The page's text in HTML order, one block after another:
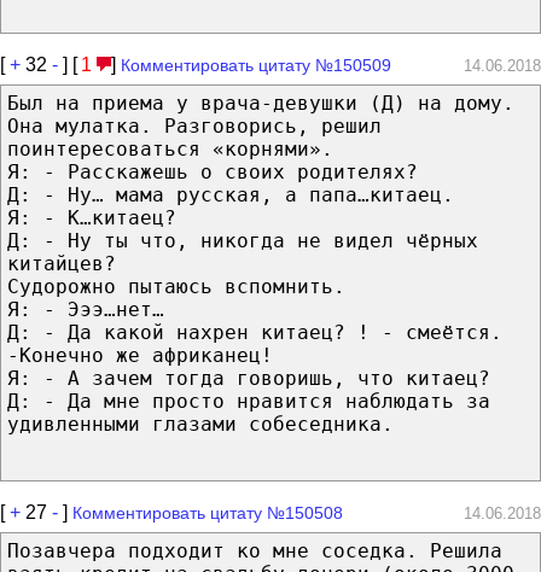
[+ 32 - ] [ 1 ] Комментировать цитату №150509 14.06.2018
Был на приема у врача-девушки (Д) на дому.
Она мулатка. Разговорись, решил
поинтересоваться «корнями».
Я: - Расскажешь о своих родителях?
Д: - Ну… мама русская, а папа…китаец.
Я: - К…китаец?
Д: - Ну ты что, никогда не видел чёрных
китайцев?
Судорожно пытаюсь вспомнить.
Я: - Эээ…нет…
Д: - Да какой нахрен китаец? ! - смеётся.
-Конечно же африканец!
Я: - А зачем тогда говоришь, что китаец?
Д: - Да мне просто нравится наблюдать за
удивленными глазами собеседника.
[+ 27 - ] Комментировать цитату №150508 14.06.2018
Позавчера подходит ко мне соседка. Решила